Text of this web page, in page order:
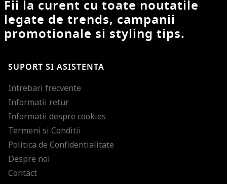
Fii la curent cu toate noutatile
legate de trends, campanii
promotionale si styling tips.
SUPORT SI ASISTENTA
Intrebari frecvente
Informatii retur
Informatii despre cookies
Termeni si Conditii
Politica de Confidentialitate
Despre noi
Contact